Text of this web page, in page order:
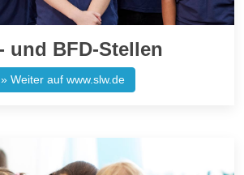
und BFD-Stellen
» Weiter auf www.slw.de